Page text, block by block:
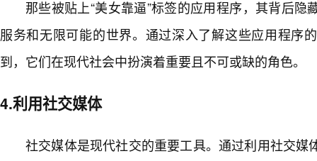
那些被贴上“美女靠逼”标签的应用程序，其背后隐
服务和无限可能的世界。通过深入了解这些应用程序
到，它们在现代社会中扮演着重要且不可或缺的角色。
4.利用社交媒体
社交媒体是现代社交的重要工具。通过利用社交媒